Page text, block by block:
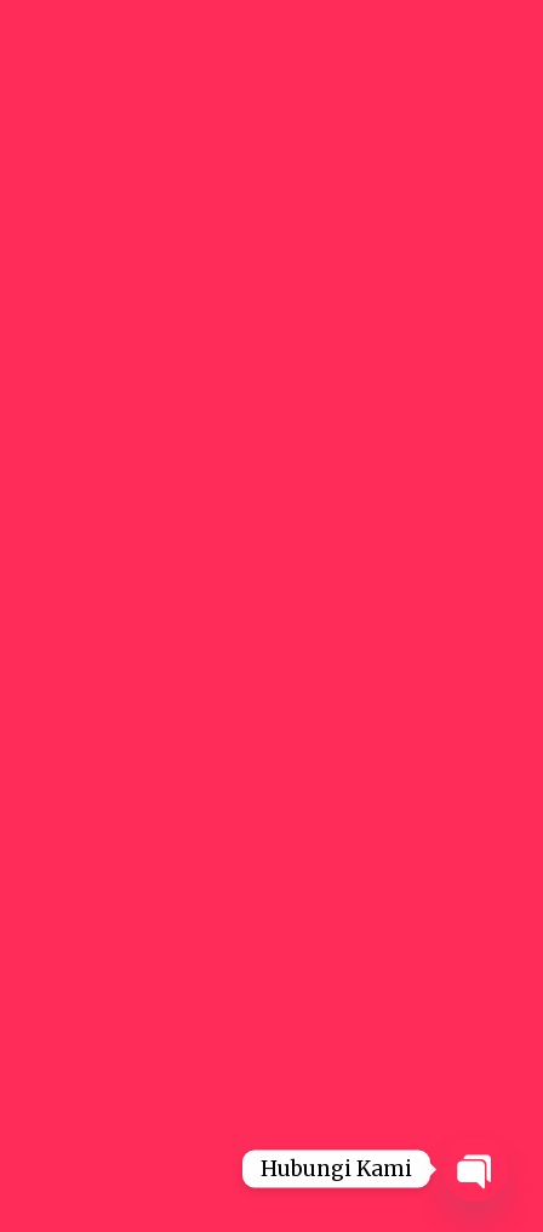
Hubungi Kami